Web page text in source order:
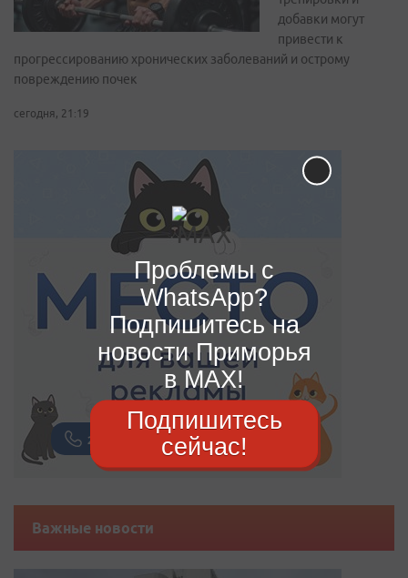
добавки могут
привести к
прогрессированию хронических заболеваний и острому
повреждению почек
сегодня, 21:19
Важные новости
Проблемы с
WhatsApp?
Подпишитесь на
новости Приморья
в MAX!
Подпишитесь
сейчас!